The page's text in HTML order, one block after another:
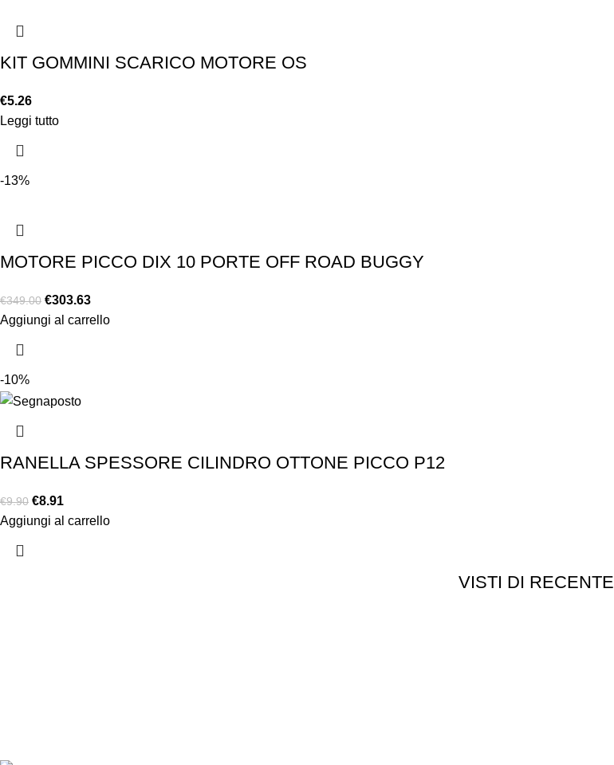
KIT GOMMINI SCARICO MOTORE OS
€5.26
Leggi tutto
-13%
MOTORE PICCO DIX 10 PORTE OFF ROAD BUGGY
€349.00 €303.63
Aggiungi al carrello
-10%
RANELLA SPESSORE CILINDRO OTTONE PICCO P12
€9.90 €8.91
Aggiungi al carrello
VISTI DI RECENTE